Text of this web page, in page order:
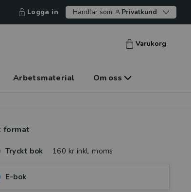
Logga in Handlar som: Privatkund
Varukorg
Arbetsmaterial Om oss
format
Tryckt bok 160 kr inkl. moms
E-bok